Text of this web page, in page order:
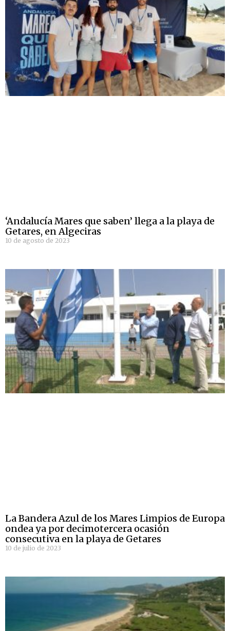
‘Andalucía Mares que saben’ llega a la playa de
Getares, en Algeciras
10 de agosto de 2023
La Bandera Azul de los Mares Limpios de Europa
ondea ya por decimotercera ocasión
consecutiva en la playa de Getares
10 de julio de 2023